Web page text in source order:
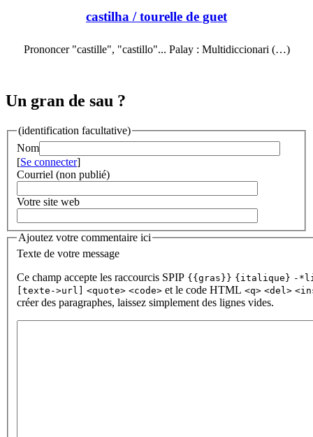
castilha / tourelle de guet
Prononcer "castille", "castillo"... Palay : Multidiccionari (…)
Un gran de sau ?
(identification facultative)
Nom
[Se connecter]
Courriel (non publié)
Votre site web
Ajoutez votre commentaire ici
Texte de votre message
Ce champ accepte les raccourcis SPIP {{gras}} {italique} -
[texte->url]
<quote> <code> et le code HTML <q> <del>
créer des paragraphes, laissez simplement des lignes vides.